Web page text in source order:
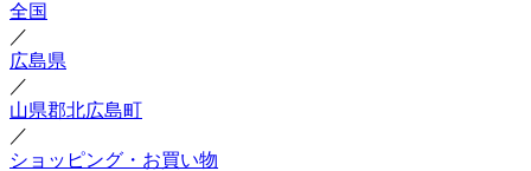
全国
／
広島県
／
山県郡北広島町
／
ショッピング・お買い物